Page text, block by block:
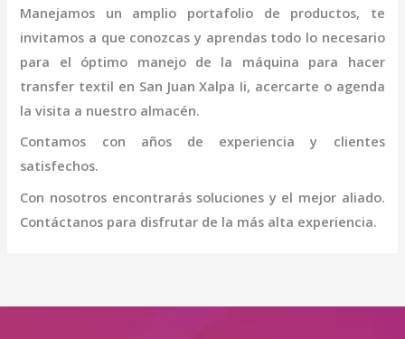
Manejamos un amplio portafolio de productos, te
invitamos a que conozcas y aprendas todo lo necesario
para el óptimo manejo de la máquina para hacer
transfer textil en San Juan Xalpa Ii, acercarte o agenda
la visita a nuestro almacén.
Contamos con años de experiencia y clientes
satisfechos.
Con nosotros encontrarás soluciones y el mejor aliado.
Contáctanos para disfrutar de la más alta experiencia.